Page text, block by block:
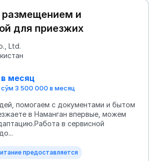
размещением и
для приезжих
Ltd.
в месяц
3 500 000 в месяц
помогаем с документами и бытом
в Наманган впервые, можем
в сервисной
предоставляется